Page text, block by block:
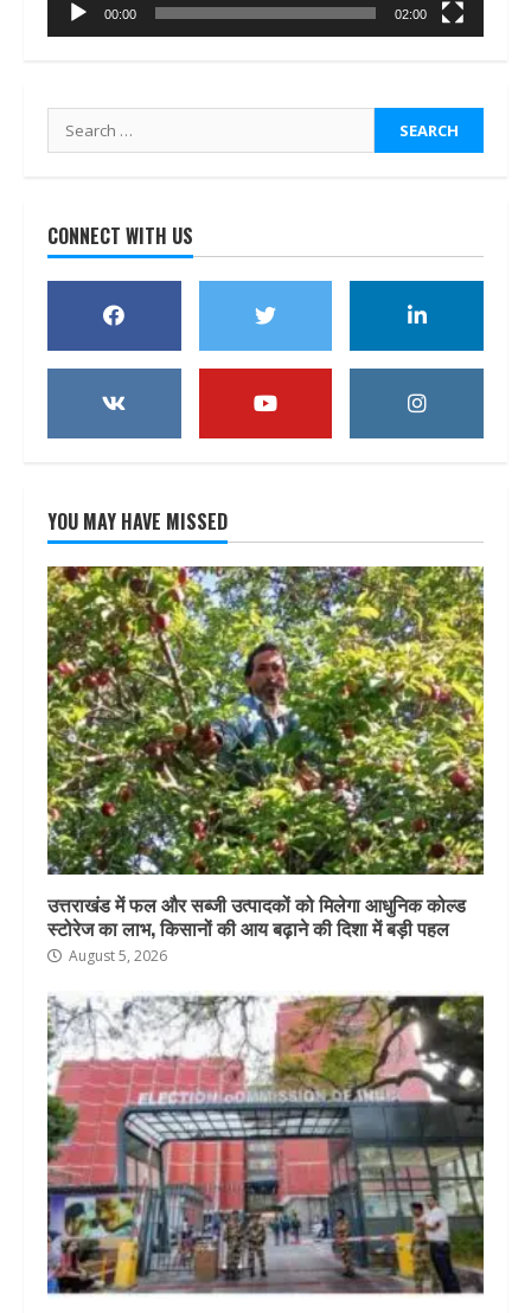
00:00 02:00
Search
for:
CONNECT WITH US
YOU MAY HAVE MISSED
उत्तराखंड में फल और सब्जी उत्पादकों को मिलेगा आधुनिक कोल्ड
स्टोरेज का लाभ, किसानों की आय बढ़ाने की दिशा में बड़ी पहल
August 5, 2026